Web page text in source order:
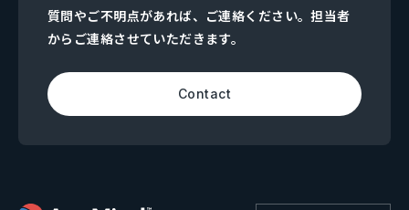
質問やご不明点があれば、ご連絡ください。担当者
からご連絡させていただきます。
Contact